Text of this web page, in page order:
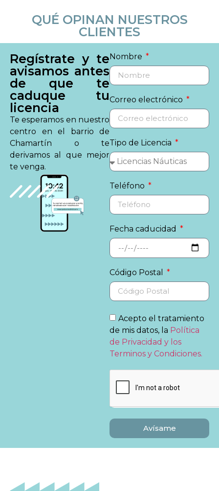
QUÉ OPINAN NUESTROS
CLIENTES
Regístrate y te
avisamos antes
de que te
caduque tu
licencia
Te esperamos en nuestro
centro en el barrio de
Chamartín o te
derivamos al que mejor
te venga.
Nombre
Correo electrónico
Tipo de Licencia
Teléfono
Fecha caducidad
Código Postal
Acepto el tratamiento
de mis datos, la Política
de Privacidad y los
Terminos y Condiciones.
Avísame